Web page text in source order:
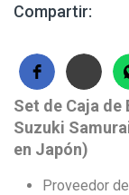
Compartir:
Set de Caja de
Suzuki
en Japón)
Proveedor